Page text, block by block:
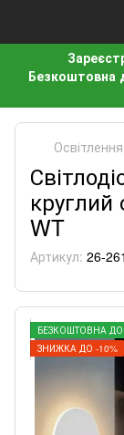
Безкоштовна
круглий
WT
Артикул: 26-
БЕЗКОШТОВНА
ЗНИЖКА ДО -10%